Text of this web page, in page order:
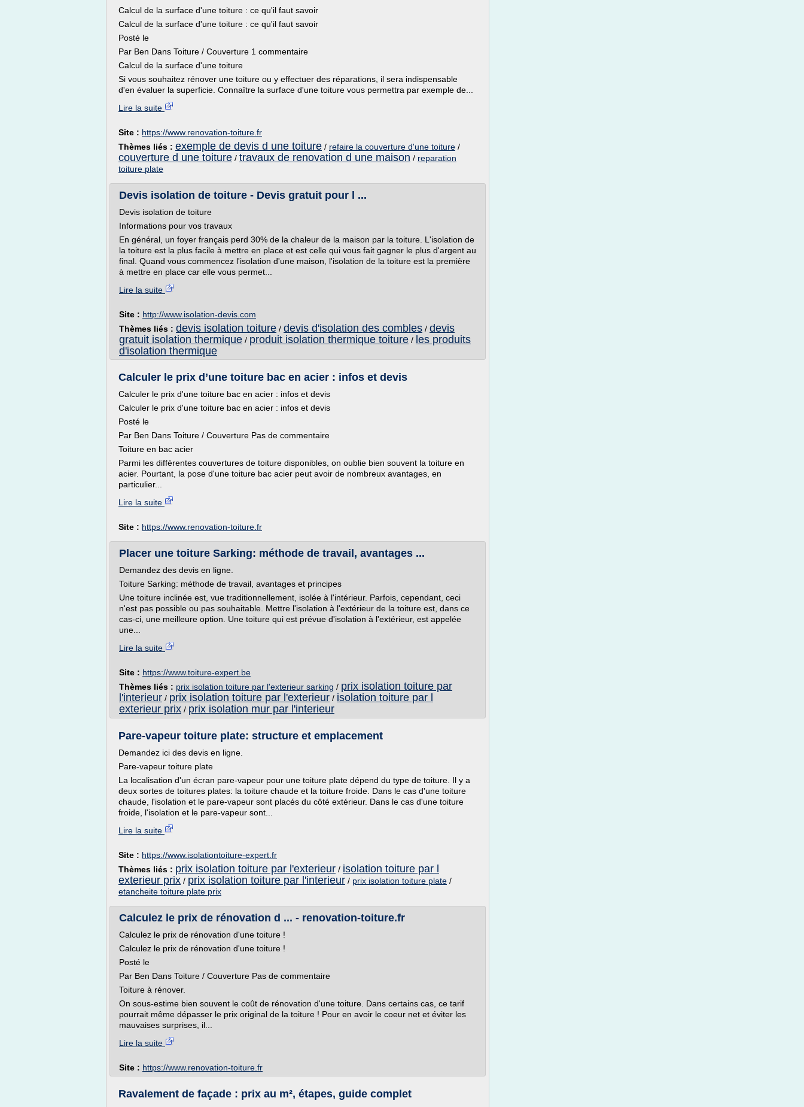
Calcul de la surface d'une toiture : ce qu'il faut savoir
Calcul de la surface d'une toiture : ce qu'il faut savoir
Posté le
Par Ben Dans Toiture / Couverture 1 commentaire
Calcul de la surface d'une toiture
Si vous souhaitez rénover une toiture ou y effectuer des réparations, il sera indispensable
d'en évaluer la superficie. Connaître la surface d'une toiture vous permettra par exemple de...
Lire la suite
Site : https://www.renovation-toiture.fr
Thèmes liés : exemple de devis d une toiture / refaire la couverture d'une toiture /
couverture d une toiture / travaux de renovation d une maison / reparation
toiture plate
Devis isolation de toiture - Devis gratuit pour l ...
Devis isolation de toiture
Informations pour vos travaux
En général, un foyer français perd 30% de la chaleur de la maison par la toiture. L'isolation de
la toiture est la plus facile à mettre en place et est celle qui vous fait gagner le plus d'argent au
final. Quand vous commencez l'isolation d'une maison, l'isolation de la toiture est la première
à mettre en place car elle vous permet...
Lire la suite
Site : http://www.isolation-devis.com
Thèmes liés : devis isolation toiture / devis d'isolation des combles / devis
gratuit isolation thermique / produit isolation thermique toiture / les produits
d'isolation thermique
Calculer le prix d’une toiture bac en acier : infos et devis
Calculer le prix d'une toiture bac en acier : infos et devis
Calculer le prix d'une toiture bac en acier : infos et devis
Posté le
Par Ben Dans Toiture / Couverture Pas de commentaire
Toiture en bac acier
Parmi les différentes couvertures de toiture disponibles, on oublie bien souvent la toiture en
acier. Pourtant, la pose d'une toiture bac acier peut avoir de nombreux avantages, en
particulier...
Lire la suite
Site : https://www.renovation-toiture.fr
Placer une toiture Sarking: méthode de travail, avantages ...
Demandez des devis en ligne.
Toiture Sarking: méthode de travail, avantages et principes
Une toiture inclinée est, vue traditionnellement, isolée à l'intérieur. Parfois, cependant, ceci
n'est pas possible ou pas souhaitable. Mettre l'isolation à l'extérieur de la toiture est, dans ce
cas-ci, une meilleure option. Une toiture qui est prévue d'isolation à l'extérieur, est appelée
une...
Lire la suite
Site : https://www.toiture-expert.be
Thèmes liés : prix isolation toiture par l'exterieur sarking / prix isolation toiture par
l'interieur / prix isolation toiture par l'exterieur / isolation toiture par l
exterieur prix / prix isolation mur par l'interieur
Pare-vapeur toiture plate: structure et emplacement
Demandez ici des devis en ligne.
Pare-vapeur toiture plate
La localisation d'un écran pare-vapeur pour une toiture plate dépend du type de toiture. Il y a
deux sortes de toitures plates: la toiture chaude et la toiture froide. Dans le cas d'une toiture
chaude, l'isolation et le pare-vapeur sont placés du côté extérieur. Dans le cas d'une toiture
froide, l'isolation et le pare-vapeur sont...
Lire la suite
Site : https://www.isolationtoiture-expert.fr
Thèmes liés : prix isolation toiture par l'exterieur / isolation toiture par l
exterieur prix / prix isolation toiture par l'interieur / prix isolation toiture plate /
etancheite toiture plate prix
Calculez le prix de rénovation d ... - renovation-toiture.fr
Calculez le prix de rénovation d'une toiture !
Calculez le prix de rénovation d'une toiture !
Posté le
Par Ben Dans Toiture / Couverture Pas de commentaire
Toiture à rénover.
On sous-estime bien souvent le coût de rénovation d'une toiture. Dans certains cas, ce tarif
pourrait même dépasser le prix original de la toiture ! Pour en avoir le coeur net et éviter les
mauvaises surprises, il...
Lire la suite
Site : https://www.renovation-toiture.fr
Ravalement de façade : prix au m², étapes, guide complet